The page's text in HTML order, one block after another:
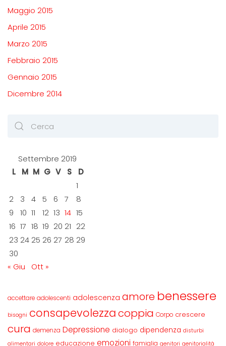
Maggio 2015
Aprile 2015
Marzo 2015
Febbraio 2015
Gennaio 2015
Dicembre 2014
Settembre 2019
L
M M G V S
D
1
2
3 4 5 6 7
8
9
10 11 12 13 14 15
16 17 18 19 20 21 22
23 24 25 26 27 28 29
30
« Giu
Ott »
accettare adolescenti adolescenza amore benessere
bisogni consapevolezzacoppia Corpo crescere
cura demenza Depressione dialogo dipendenza disturbi
alimentari dolore educazione emozioni famiglia genitori genitorialità